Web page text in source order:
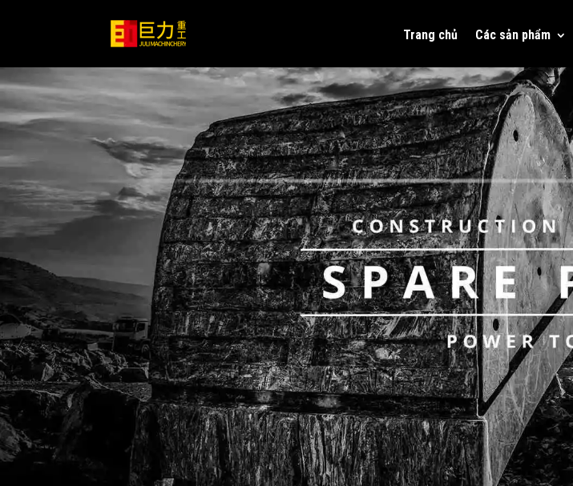
Trang chủ Các sản phẩm